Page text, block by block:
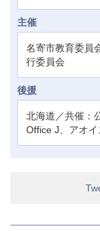
主催
名寄市教育委員
行委員会
後援
北海道／共催：
Office J、アオイ